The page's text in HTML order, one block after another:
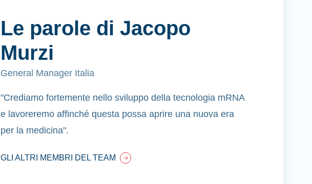
Le parole di Jacopo
Murzi
General Manager Italia
"Crediamo fortemente nello sviluppo della tecnologia mRNA
e lavoreremo affinché questa possa aprire una nuova era
per la medicina".
GLI ALTRI MEMBRI DEL TEAM